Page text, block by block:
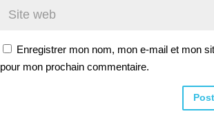
Enregistrer mon nom, mon e-mail et mon
pour mon prochain commentaire.